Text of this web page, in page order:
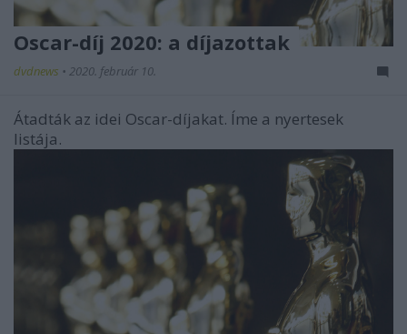
Oscar-díj 2020: a díjazottak
dvdnews • 2020. február 10.
Átadták az idei Oscar-díjakat. Íme a nyertesek
listája.